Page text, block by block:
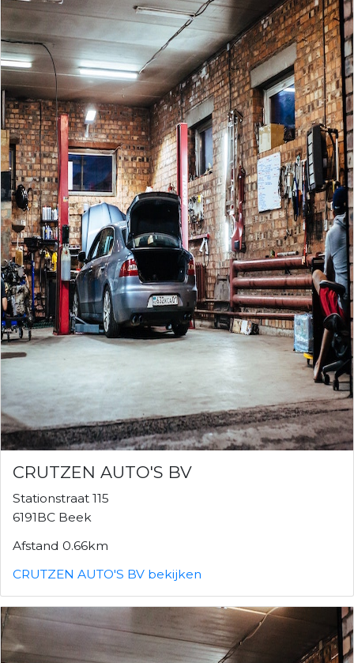
CRUTZEN AUTO'S BV
Stationstraat 115
6191BC Beek
Afstand 0.66km
CRUTZEN AUTO'S BV bekijken